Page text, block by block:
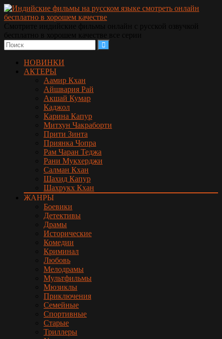
НОВИНКИ
АКТЕРЫ
Аамир Кхан
Айшвария Рай
Акшай Кумар
Каджол
Карина Капур
Митхун Чакраборти
Прити Зинта
Приянка Чопра
Рам Чаран Теджа
Рани Мукхерджи
Салман Кхан
Шахид Капур
Шахрукх Кхан
ЖАНРЫ
Боевики
Детективы
Драмы
Исторические
Комедии
Криминал
Любовь
Мелодрамы
Мультфильмы
Мюзиклы
Приключения
Семейные
Спортивные
Старые
Триллеры